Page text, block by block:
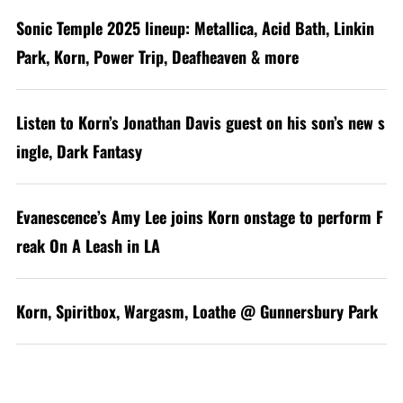
Sonic Temple 2025 lineup: Metallica, Acid Bath, Linkin
Park, Korn, Power Trip, Deafheaven & more
Listen to Korn’s Jonathan Davis guest on his son’s new s
ingle, Dark Fantasy
Evanescence’s Amy Lee joins Korn onstage to perform F
reak On A Leash in LA
Korn, Spiritbox, Wargasm, Loathe @ Gunnersbury Park